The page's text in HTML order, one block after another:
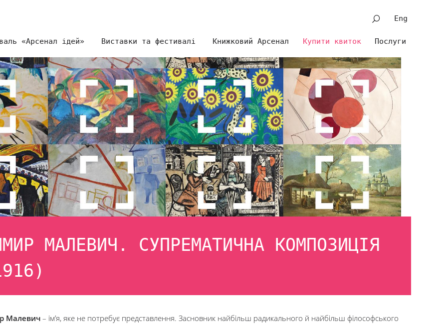
Eng
«Арсенал ідей» Виставки та фестивалі Книжковий Арсенал Послуги
Купити квиток
МАЛЕВИЧ. СУПРЕМАТИЧНА КОМПОЗИЦІЯ
Малевич – ім’я, яке не потребує представлення. Засновник найбільш радикального й найбільш філософського